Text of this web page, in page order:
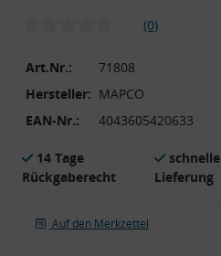
(0)
Art.Nr.:
71808
Hersteller: MAPCO
EAN-Nr.:
4043605420633
14 Tage
Rückgaberecht
schnelle
Lieferung
Auf den Merkzettel